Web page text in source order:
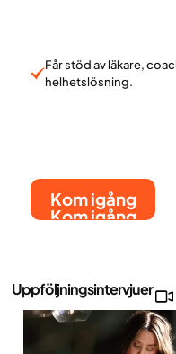
Får stöd av läkare,
helhetslösning.
Kom igång
Kom igång
Uppföljningsintervjuer